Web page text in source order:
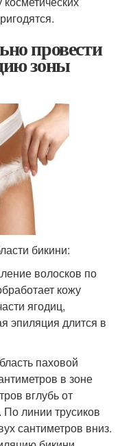
провести
зоны
бикини:
волосков по
кожу
ягодиц,
эпиляция длится в
паховой
в зоне
вглубь от
линии трусиков
сантиметров вниз.